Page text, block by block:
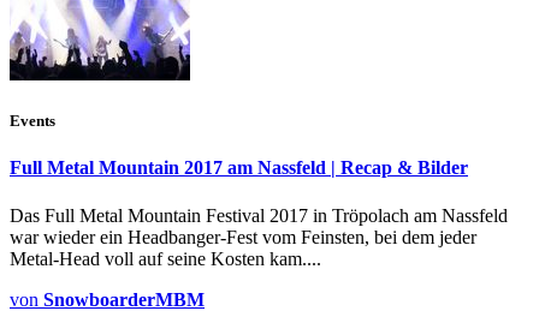
Events
Full Metal Mountain 2017 am Nassfeld | Recap & Bilder
Das Full Metal Mountain Festival 2017 in Tröpolach am Nassfeld
war wieder ein Headbanger-Fest vom Feinsten, bei dem jeder
Metal-Head voll auf seine Kosten kam....
von SnowboarderMBM